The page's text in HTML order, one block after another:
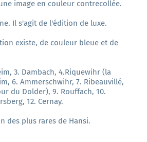
image en couleur contrecollée.
Il s'agit de l'édition de luxe.
existe, de couleur bleue et de
3. Dambach, 4.Riquewihr (la
6. Ammerschwihr, 7. Ribeauvillé,
du Dolder), 9. Rouffach, 10.
12. Cernay.
des plus rares de Hansi.